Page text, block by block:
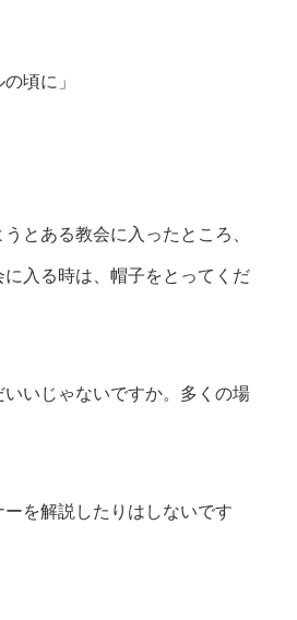
頃に」
とある教会に入ったところ、
入る時は、帽子をとってくだ
いじゃないですか。多くの場
を解説したりはしないです